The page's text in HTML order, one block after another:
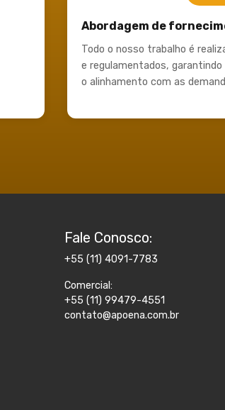
Abordagem de
Todo o nosso trabalho é
e regulamentados,
o alinhamento com as
Fale Conosco:
+55 (11) 4091-7783
Comercial:
+55 (11) 99479-4551
contato@apoena.com.br